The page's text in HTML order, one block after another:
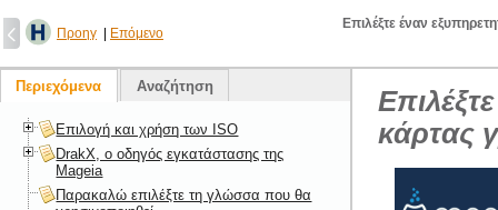
Προηγ Επόμενο
Επιλέξτε έναν
κάρτας
Περιεχόμενα Αναζήτηση
Επιλογή και χρήση των ISO
DrakX, ο οδηγός εγκατάστασης της
Mageia
Παρακαλώ επιλέξτε τη γλώσσα που θα